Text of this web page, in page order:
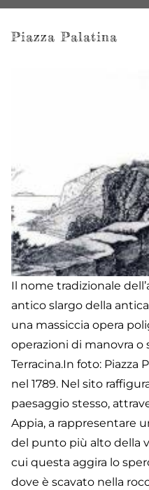
Piazza Palatina
Il nome tradizionale
antico slargo della
una massiccia opera
operazioni di manovra o
Terracina.In foto: Piazza
nel 1789. Nel sito
paesaggio stesso,
Appia, a rappresentare
del punto più alto della
cui questa aggira lo
dove è scavato nella